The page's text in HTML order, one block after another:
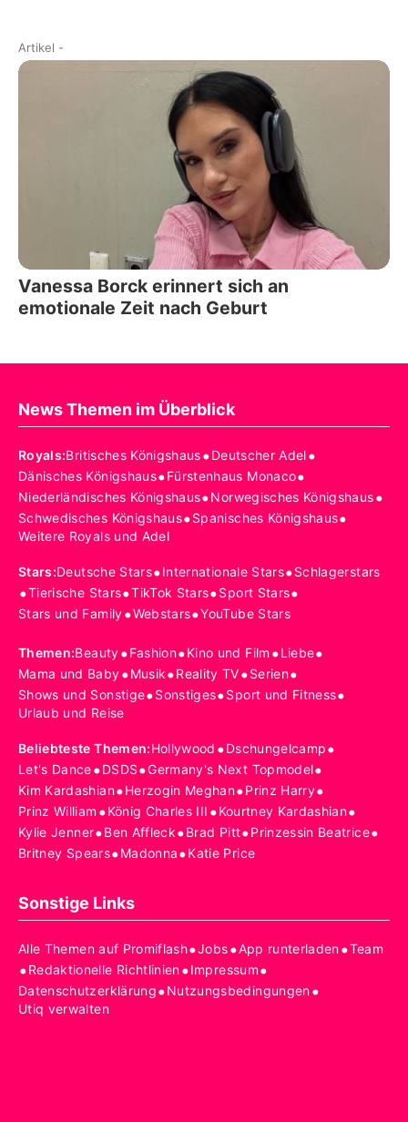
Artikel -
Vanessa Borck erinnert sich an
emotionale Zeit nach Geburt
News Themen im Überblick
Royals:Britisches Königshaus•Deutscher Adel•
Dänisches Königshaus•Fürstenhaus Monaco•
Niederländisches Königshaus•Norwegisches Königshaus•
Schwedisches Königshaus•Spanisches Königshaus•
Weitere Royals und Adel
Stars:Deutsche Stars•Internationale Stars•Schlagerstars
•Tierische Stars•TikTok Stars•Sport Stars•
Stars und Family•Webstars•YouTube Stars
Themen:Beauty•Fashion•Kino und Film •Liebe•
Mama und Baby•Musik•Reality TV•Serien•
Shows und Sonstige•Sonstiges•Sport und Fitness•
Urlaub und Reise
Beliebteste Themen:Hollywood •Dschungelcamp•
Let's Dance•DSDS•Germany's Next Topmodel•
Kim Kardashian•Herzogin Meghan•Prinz Harry•
Prinz William •König Charles III •Kourtney Kardashian•
Kylie Jenner•Ben Affleck•Brad Pitt•Prinzessin Beatrice•
Britney Spears•Madonna•Katie Price
Sonstige Links
Alle Themen auf Promiflash•Jobs•App runterladen•Team
•Redaktionelle Richtlinien•Impressum•
Datenschutzerklärung•Nutzungsbedingungen•
Utiq verwalten